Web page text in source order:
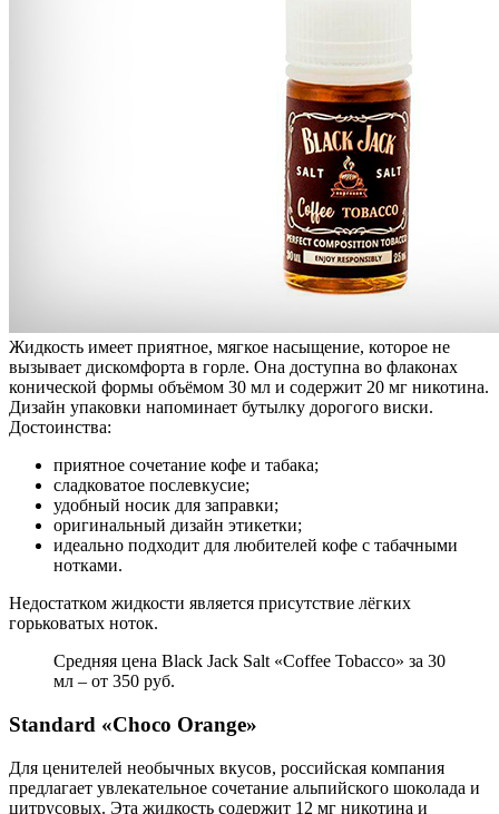
Жидкость имеет приятное, мягкое насыщение, которое не
вызывает дискомфорта в горле. Она доступна во флаконах
конической формы объёмом 30 мл и содержит 20 мг никотина.
Дизайн упаковки напоминает бутылку дорогого виски.
Достоинства:
приятное сочетание кофе и табака;
сладковатое послевкусие;
удобный носик для заправки;
оригинальный дизайн этикетки;
идеально подходит для любителей кофе с табачными
нотками.
Недостатком жидкости является присутствие лёгких
горьковатых ноток.
Средняя цена Black Jack Salt «Coffee Tobacco» за 30
мл – от 350 руб.
Standard «Choco Orange»
Для ценителей необычных вкусов, российская компания
предлагает увлекательное сочетание альпийского шоколада и
цитрусовых. Эта жидкость содержит 12 мг никотина и